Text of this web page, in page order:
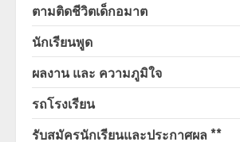
ตามติดชีวิตเด็กอมาต
นักเรียนพูด
ผลงาน และ ความภูมิใจ
รถโรงเรียน
รับสมัครนักเรียนและประกาศผล **